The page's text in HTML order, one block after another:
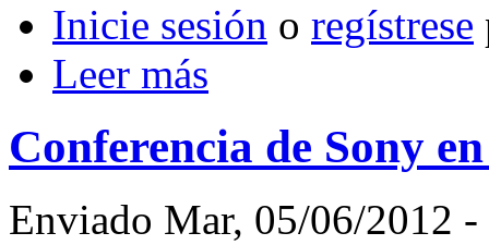
Inicie sesión o regístrese
Leer más
Conferencia de Sony
Enviado Mar, 05/06/2012